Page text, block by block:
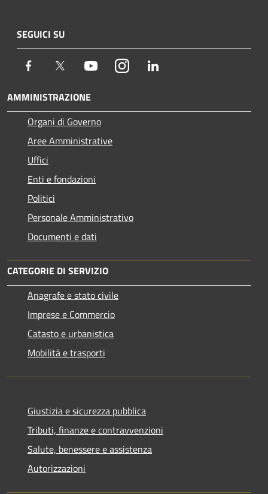
SEGUICI SU
Facebook Twitter YoutubeInstagram
AMMINISTRAZIONE
Organi di Governo
Aree Amministrative
Uffici
Enti e fondazioni
Politici
Personale Amministrativo
Documenti e dati
CATEGORIE DI SERVIZIO
Anagrafe e stato civile
Imprese e Commercio
Catasto e urbanistica
Mobilità e trasporti
Giustizia e sicurezza pubblica
Tributi, finanze e contravvenzioni
Salute, benessere e assistenza
Autorizzazioni